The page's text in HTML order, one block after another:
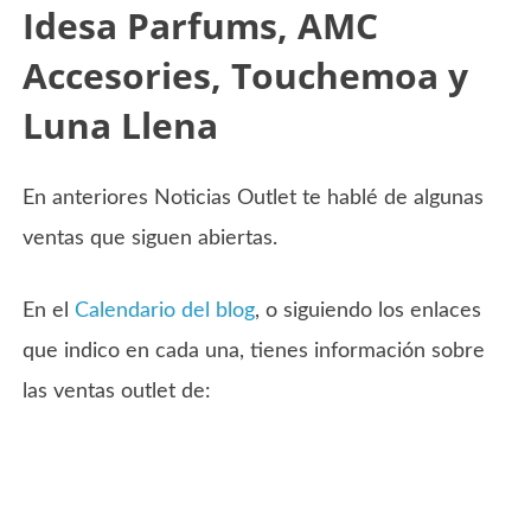
Idesa Parfums, AMC
Accesories, Touchemoa y
Luna Llena
En anteriores Noticias Outlet te hablé de algunas
ventas que siguen abiertas.
En elCalendario del blog, o siguiendo los enlaces
que indico en cada una, tienes información sobre
las ventas outlet de: